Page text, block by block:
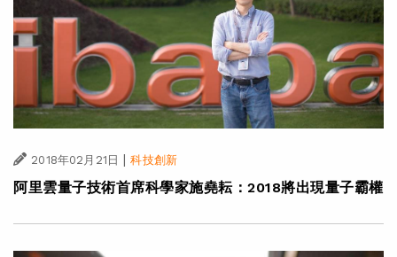
2018年02月21日 | 科技創新
阿里雲量子技術首席科學家施堯耘：2018將出現量子霸權